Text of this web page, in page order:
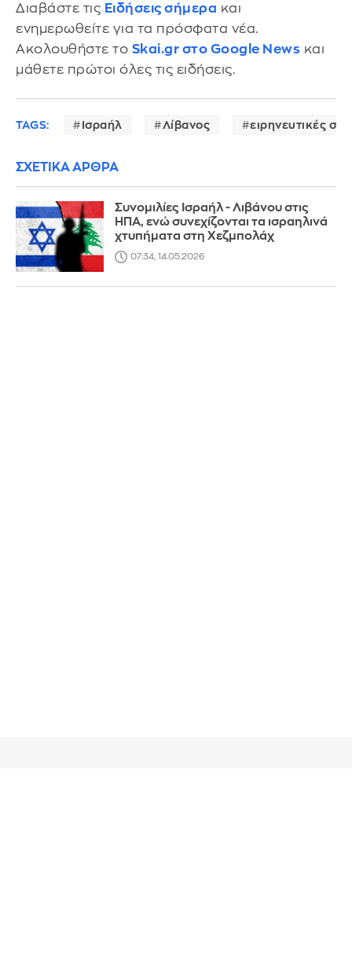
Διαβάστε τις Ειδήσεις σήμερα και
ενημερωθείτε για τα πρόσφατα νέα.
Ακολουθήστε το Skai.gr στο Google News και
μάθετε πρώτοι όλες τις ειδήσεις.
TAGS: Ισραήλ Λίβανος ειρηνευτικές
ΣΧΕΤΙΚΑ ΑΡΘΡΑ
Συνομιλίες Ισραήλ - Λιβάνου στις
ΗΠΑ, ενώ συνεχίζονται τα ισραηλινά
χτυπήματα στη Χεζμπολάχ
07:34, 14.05.2026